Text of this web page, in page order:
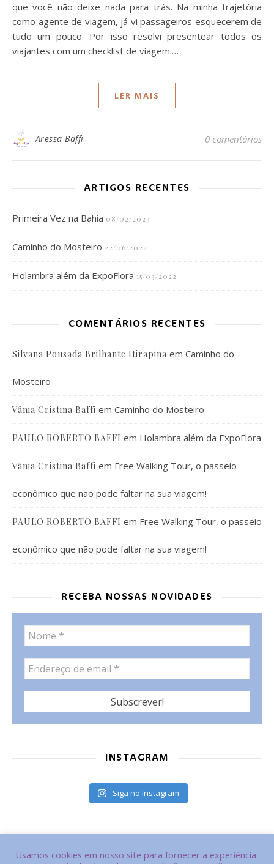
que você não deixe nada para trás. Na minha trajetória
como agente de viagem, já vi passageiros esquecerem de
tudo um pouco. Por isso resolvi presentear todos os
viajantes com um checklist de viagem.…
LER MAIS
Aressa Baffi 0 comentários
ARTIGOS RECENTES
Primeira Vez na Bahia 08/02/2023
Caminho do Mosteiro 22/06/2022
Holambra além da ExpoFlora 15/03/2022
COMENTÁRIOS RECENTES
Silvana Pousada Brilhante Itirapina em Caminho do
Mosteiro
Vânia Cristina Baffi em Caminho do Mosteiro
PAULO ROBERTO BAFFI em Holambra além da ExpoFlora
Vânia Cristina Baffi em Free Walking Tour, o passeio
econômico que não pode faltar na sua viagem!
PAULO ROBERTO BAFFI em Free Walking Tour, o passeio
econômico que não pode faltar na sua viagem!
RECEBA NOSSAS NOVIDADES
INSTAGRAM
Siga no Instagram
Usamos cookies em nosso site para fornecer a experiência